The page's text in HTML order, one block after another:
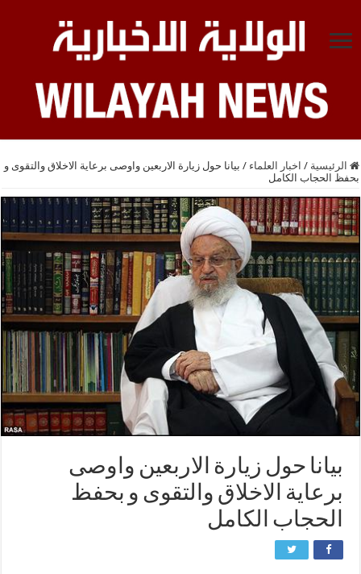
الرئيسية / اخبار العلماء / بيانا حول زيارة الاربعين واوصى برعاية الاخلاق والتقوى و
بحفظ الحجاب الكامل
بيانا حول زيارة الاربعين واوصى
برعاية الاخلاق والتقوى و بحفظ
الحجاب الكامل